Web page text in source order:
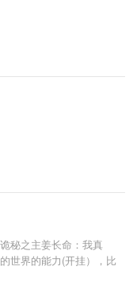
秘之主姜长命：我真
世界的能力(开挂），比